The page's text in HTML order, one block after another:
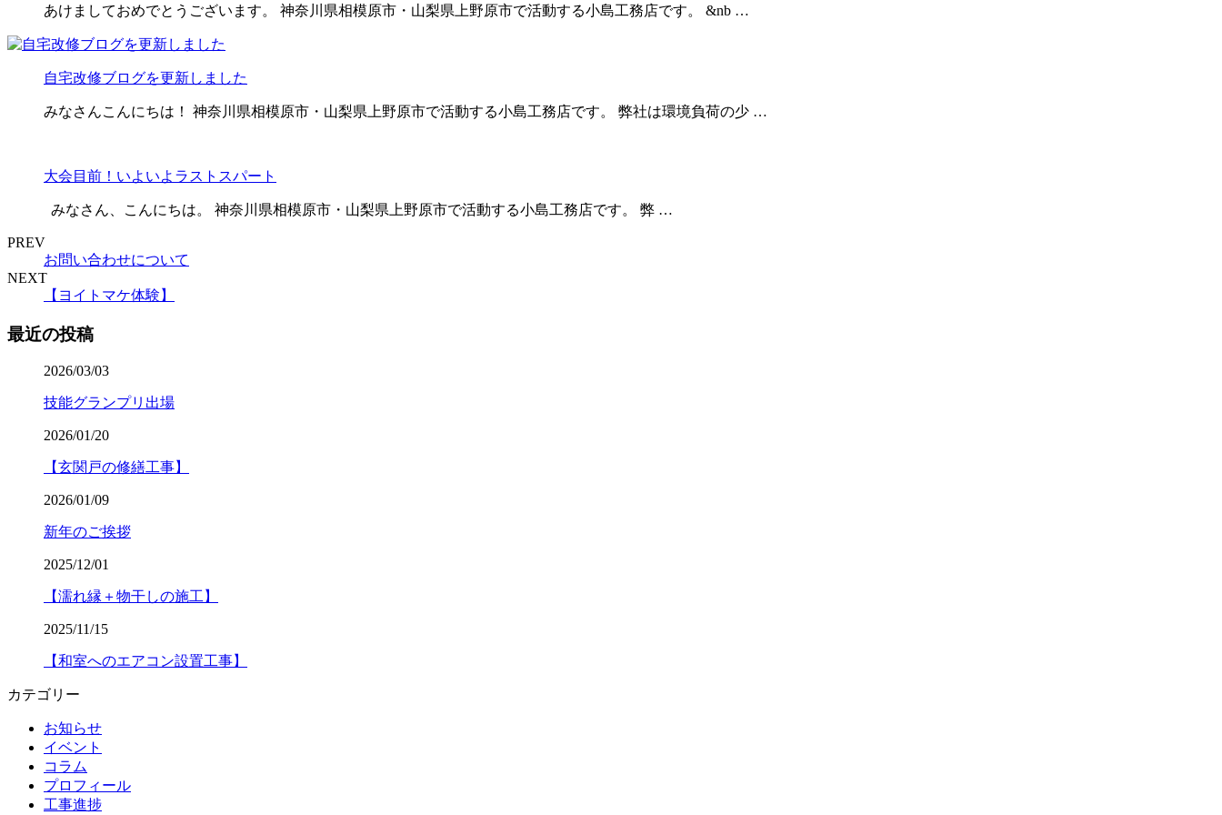
あけましておめでとうございます。 神奈川県相模原市・山梨県上野原市で活動する小島工務店です。 &nb …
自宅改修ブログを更新しました
みなさんこんにちは！ 神奈川県相模原市・山梨県上野原市で活動する小島工務店です。 弊社は環境負荷の少 …
大会目前！いよいよラストスパート
みなさん、こんにちは。 神奈川県相模原市・山梨県上野原市で活動する小島工務店です。 弊 …
PREV
お問い合わせについて
NEXT
【ヨイトマケ体験】
最近の投稿
2026/03/03
技能グランプリ出場
2026/01/20
【玄関戸の修繕工事】
2026/01/09
新年のご挨拶
2025/12/01
【濡れ縁＋物干しの施工】
2025/11/15
【和室へのエアコン設置工事】
カテゴリー
お知らせ
イベント
コラム
プロフィール
工事進捗